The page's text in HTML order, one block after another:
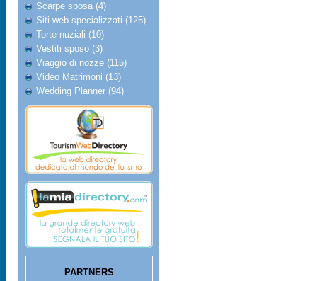
Scarpe sposa (4)
Siti web specializzati (125)
Torte nuziali (10)
Vestiti sposo (3)
Viaggio di nozze (115)
Video Matrimoni (13)
Wedding Planner (94)
PARTNERS